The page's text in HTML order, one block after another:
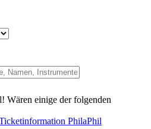
Wären einige der folgenden
PhilaPhil